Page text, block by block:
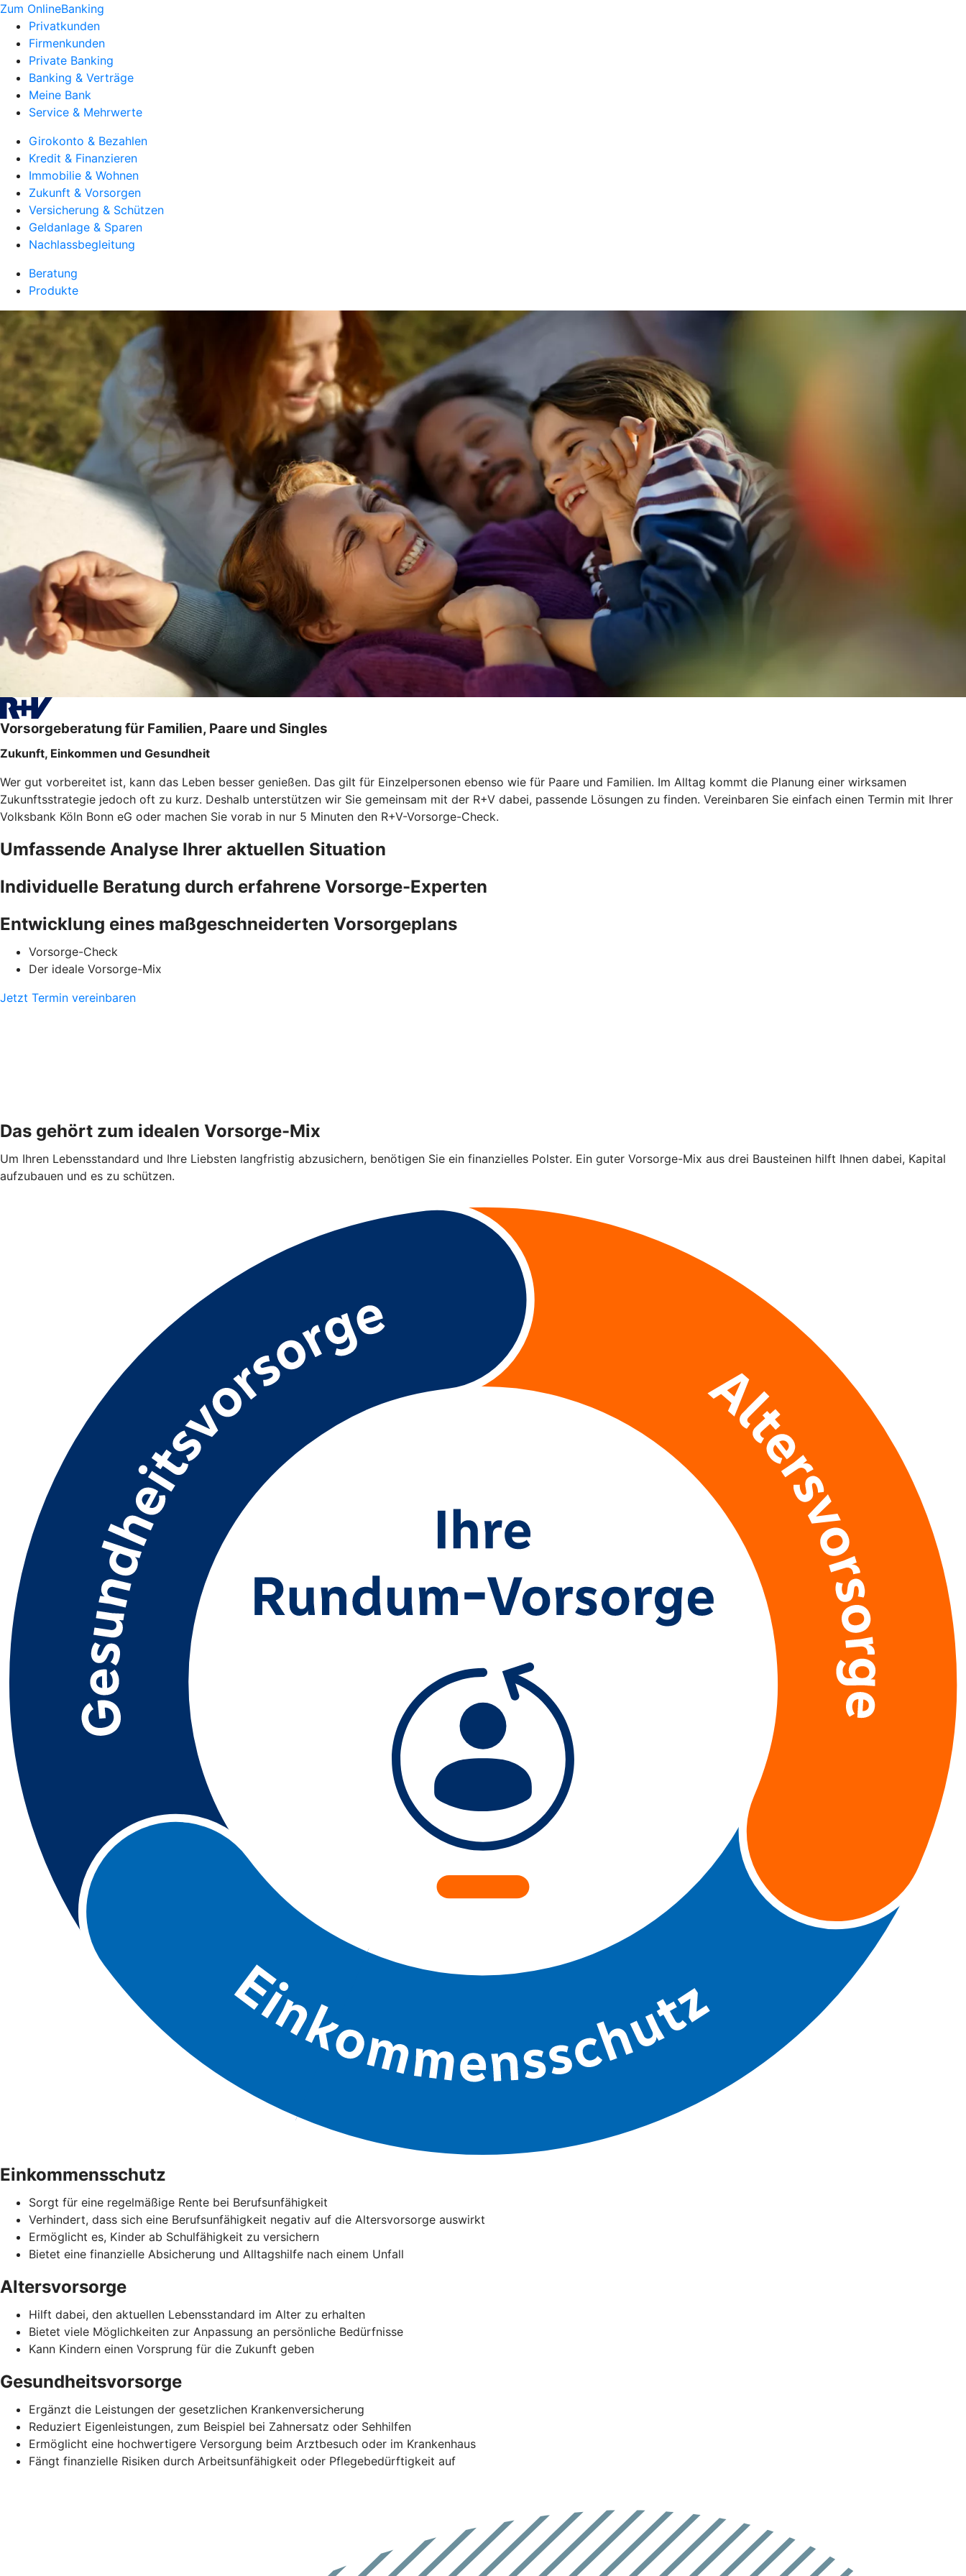
Zum OnlineBanking
Privatkunden
Firmenkunden
Private Banking
Banking & Verträge
Meine Bank
Service & Mehrwerte
Girokonto & Bezahlen
Kredit & Finanzieren
Immobilie & Wohnen
Zukunft & Vorsorgen
Versicherung & Schützen
Geldanlage & Sparen
Nachlassbegleitung
Beratung
Produkte
Vorsorgeberatung für Familien, Paare und Singles
Zukunft, Einkommen und Gesundheit
Wer gut vorbereitet ist, kann das Leben besser genießen. Das gilt für Einzelpersonen ebenso wie für Paare und Familien. Im Alltag kommt die Planung einer wirksamen
Zukunftsstrategie jedoch oft zu kurz. Deshalb unterstützen wir Sie gemeinsam mit der R+V dabei, passende Lösungen zu finden. Vereinbaren Sie einfach einen Termin mit Ihrer
Volksbank Köln Bonn eG oder machen Sie vorab in nur 5 Minuten den R+V-Vorsorge-Check.
Umfassende Analyse Ihrer aktuellen Situation
Individuelle Beratung durch erfahrene Vorsorge-Experten
Entwicklung eines maßgeschneiderten Vorsorgeplans
Vorsorge-Check
Der ideale Vorsorge-Mix
Jetzt Termin vereinbaren
Das gehört zum idealen Vorsorge-Mix
Um Ihren Lebensstandard und Ihre Liebsten langfristig abzusichern, benötigen Sie ein finanzielles Polster. Ein guter Vorsorge-Mix aus drei Bausteinen hilft Ihnen dabei, Kapital
aufzubauen und es zu schützen.
Einkommensschutz
Sorgt für eine regelmäßige Rente bei Berufsunfähigkeit
Verhindert, dass sich eine Berufsunfähigkeit negativ auf die Altersvorsorge auswirkt
Ermöglicht es, Kinder ab Schulfähigkeit zu versichern
Bietet eine finanzielle Absicherung und Alltagshilfe nach einem Unfall
Altersvorsorge
Hilft dabei, den aktuellen Lebensstandard im Alter zu erhalten
Bietet viele Möglichkeiten zur Anpassung an persönliche Bedürfnisse
Kann Kindern einen Vorsprung für die Zukunft geben
Gesundheitsvorsorge
Ergänzt die Leistungen der gesetzlichen Krankenversicherung
Reduziert Eigenleistungen, zum Beispiel bei Zahnersatz oder Sehhilfen
Ermöglicht eine hochwertigere Versorgung beim Arztbesuch oder im Krankenhaus
Fängt finanzielle Risiken durch Arbeitsunfähigkeit oder Pflegebedürftigkeit auf